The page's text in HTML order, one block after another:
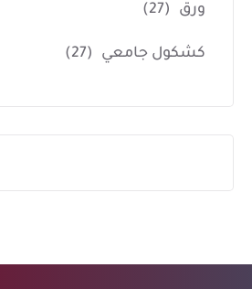
ورق (27)
كشكول جامعي (27)